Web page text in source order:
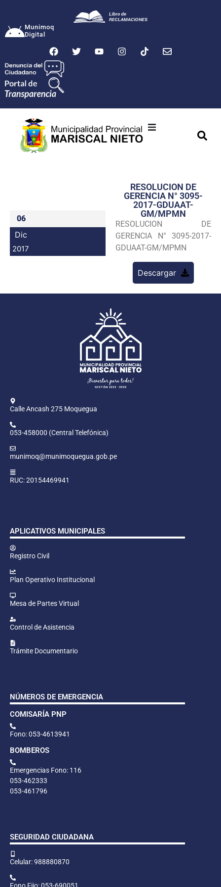
Munimoq
Digital
Transparencia
Seguridad
Programas
06
Dic
2017
RESOLUCION DE
GERENCIA N° 3095-
2017-GDUAAT-
GM/MPMN
RESOLUCION DE
GERENCIA N° 3095-2017-
GDUAAT-GM/MPMN
Descargar
Calle Ancash 275 Moquegua
053-458000 (Central Telefónica)
munimoq@munimoquegua.gob.pe
RUC: 20154469941
APLICATIVOS MUNICIPALES
Registro Civil
Plan Operativo Institucional
Mesa de Partes Virtual
Control de Asistencia
Trámite Documentario
NÚMEROS DE EMERGENCIA
COMISARÍA PNP
Fono: 053-4613941
BOMBEROS
Emergencias Fono: 116
053-462333
053-461796
SEGURIDAD CIUDADANA
Celular: 988880870
Fono Fijo: 053-690051